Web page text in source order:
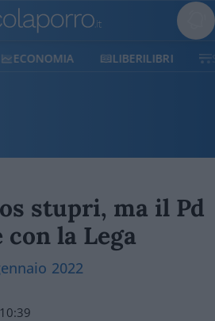
SHOP SOSTIENICI
stupri, ma il Pd
con la Lega
2022